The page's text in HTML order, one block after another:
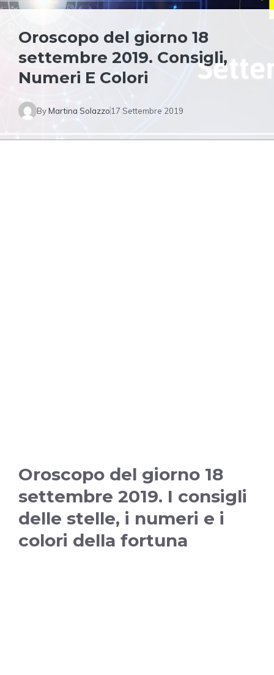
Oroscopo del giorno 18
settembre 2019. Consigli,
Numeri E Colori
ByMartina Solazzo 17 Settembre 2019
Oroscopo del giorno 18
settembre 2019. I consigli
delle stelle, i numeri e i
colori della fortuna